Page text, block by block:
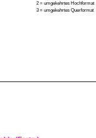
2 = umgekehrtes Hochformat
3 = umgekehrtes Querformat